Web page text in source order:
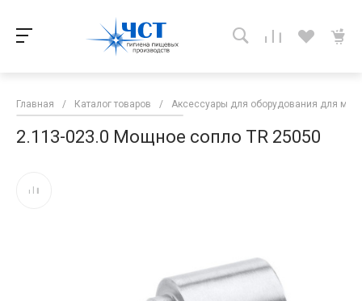
Главная / Каталог товаров / Аксессуары для оборудования для
2.113-023.0 Мощное сопло TR 25050